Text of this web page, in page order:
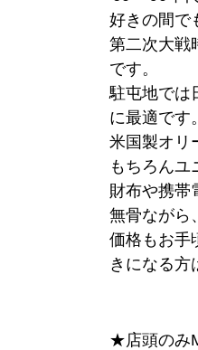
好きの間で
第二次大戦
です。
駐屯地では
に最適です
米国製オリ
もちろん
財布や携帯
無骨ながら
価格もお手
きになる方
★店頭のみ